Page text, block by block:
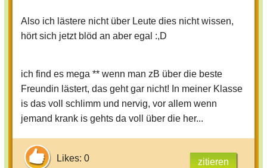
Also ich lästere nicht über Leute dies nicht wissen,
hört sich jetzt blöd an aber egal :,D
ich find es mega ** wenn man zB über die beste
Freundin lästert, das geht gar nicht! In meiner Klasse
is das voll schlimm und nervig, vor allem wenn
jemand krank is gehts da voll über die her...
Likes: 0 zitieren